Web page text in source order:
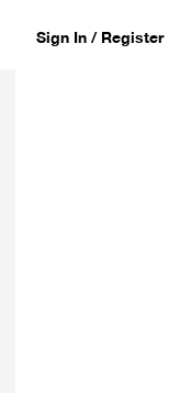
Sign In / Register